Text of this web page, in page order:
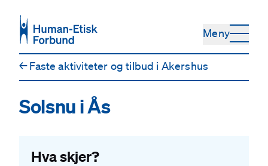
Meny
←Faste aktiviteter og tilbud i Akershus
Solsnu i Ås
Hva skjer?